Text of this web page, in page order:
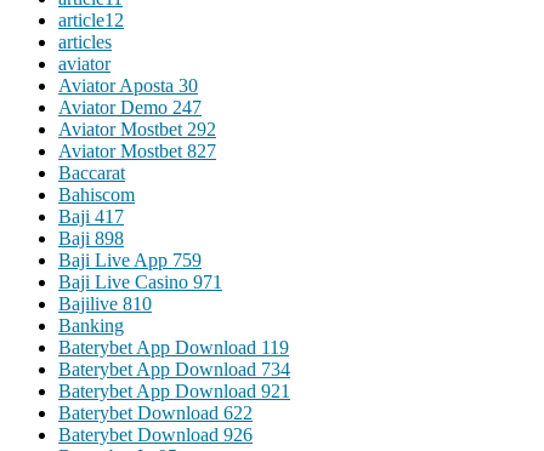
article12
articles
aviator
Aviator Aposta 30
Aviator Demo 247
Aviator Mostbet 292
Aviator Mostbet 827
Baccarat
Bahiscom
Baji 417
Baji 898
Baji Live App 759
Baji Live Casino 971
Bajilive 810
Banking
Baterybet App Download 119
Baterybet App Download 734
Baterybet App Download 921
Baterybet Download 622
Baterybet Download 926